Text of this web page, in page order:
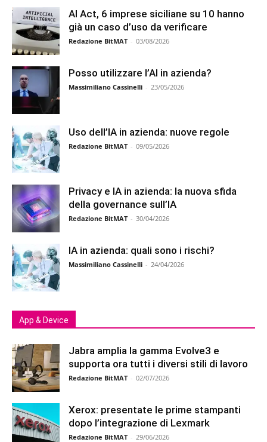
AI Act, 6 imprese siciliane su 10 hanno
già un caso d’uso da verificare
Redazione BitMAT - 03/08/2026
Posso utilizzare l’AI in azienda?
Massimiliano Cassinelli - 23/05/2026
Uso dell’IA in azienda: nuove regole
Redazione BitMAT - 09/05/2026
Privacy e IA in azienda: la nuova sfida
della governance sull’IA
Redazione BitMAT - 30/04/2026
IA in azienda: quali sono i rischi?
Massimiliano Cassinelli - 24/04/2026
App & Device
Jabra amplia la gamma Evolve3 e
supporta ora tutti i diversi stili di lavoro
Redazione BitMAT - 02/07/2026
Xerox: presentate le prime stampanti
dopo l’integrazione di Lexmark
Redazione BitMAT - 29/06/2026